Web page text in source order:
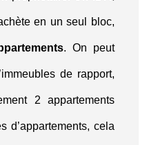
en un seul bloc,
. On peut
de rapport,
2 appartements
d’appartements, cela